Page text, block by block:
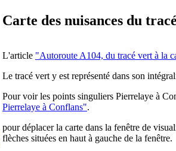
Carte des nuisances du
L'article "Autoroute A104, du tracé vert à la
Le tracé vert y est représenté dans son
Pour voir les points singuliers Pierrelaye à
Pierrelaye à Conflans".
pour déplacer la carte dans la fenêtre de
flèches situées en haut à gauche de la fenêtre.